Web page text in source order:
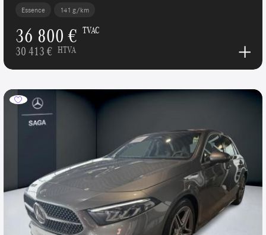
Essence 141 g/km
36 800 € TVAC
30 413 € HTVA